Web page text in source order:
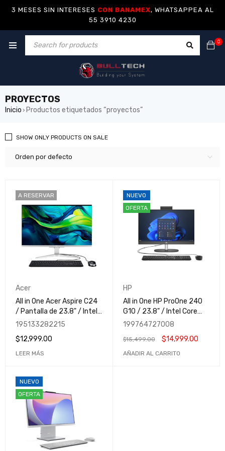
3 MESES SIN INTERESES CON BANAMEX, WHATSAPPEA AL
55 3910 4230
0
PROYECTOS
Inicio › Productos etiquetados “proyectos”
Orden por defecto
SHOW ONLY PRODUCTS ON SALE
A RESERVAR
Acer
All in One Acer Aspire C24
/ Pantalla de 23.8" / Intel
Core i3 1305U / 8GB /
Plata / Hogar - Negocio -
Escuela
195133282215
$12,999.00
LEER MÁS
NUEVO
OFERTA
HP
All in One HP ProOne 240
G10 / 23.8" / Intel Core
Ultra 5 125U / 8GB DDR5 /
/ CS4D4LT / Hogar -
Negocio - Escuela
199764727008
$15,499.00 $14,999.00
AÑADIR AL CARRITO
NUEVO
OFERTA